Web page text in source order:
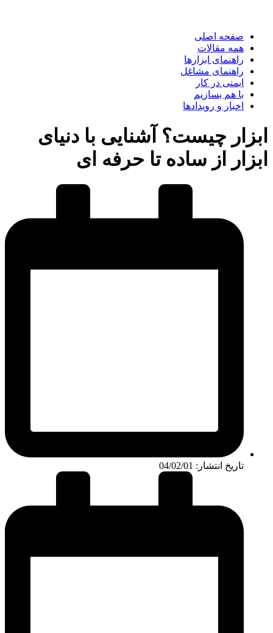
صفحه اصلی
همه مقالات
راهنمای ابزارها
راهنمای مشاغل
ایمنی در کار
با هم بسازیم
اخبار و رویدادها
ابزار چیست؟ آشنایی با دنیای
ابزار از ساده تا حرفه ای
تاریخ انتشار: 04/02/01